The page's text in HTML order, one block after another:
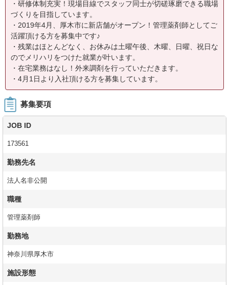
・研修体制充実！現場目線でスタッフ同士が切磋琢磨できる職場
づくりを目指しています。
・2019年4月、厚木市に新店舗がオープン！管理薬剤師としてご
活躍頂ける方を募集中です♪
・残業はほとんどなく、お休みは土曜午後、木曜、日曜、祝日な
のでメリハリをつけた就業が叶います。
・在宅業務はなし！外来調剤を行っていただきます。
・4月1日より入社頂ける方を募集しています。
募集要項
JOB ID
173561
勤務先名
法人名非公開
職種
管理薬剤師
勤務地
神奈川県厚木市
施設形態